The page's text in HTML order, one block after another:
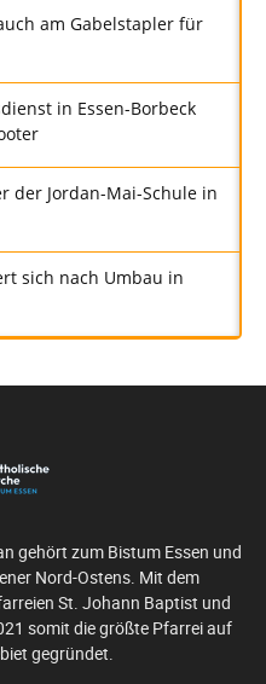
am Gabelstapler für
in Essen-Borbeck
der Jordan-Mai-Schule in
sich nach Umbau in
gehört zum Bistum Essen und
Nord-Ostens. Mit dem
St. Johann Baptist und
somit die größte Pfarrei auf
gegründet.